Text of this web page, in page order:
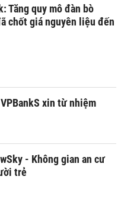
Tăng quy mô đàn bò
chốt giá nguyên liệu đến
xin từ nhiệm
- Không gian an cư
trẻ